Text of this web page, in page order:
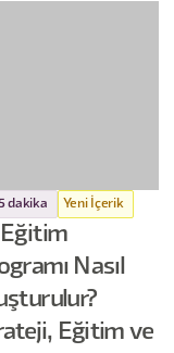
dakika Yeni İçerik
Nasıl
Eğitim ve